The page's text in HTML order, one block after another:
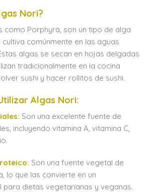
Nori?
como Porphyra, son un tipo de alga
comúnmente en las aguas
algas se secan en hojas delgadas
tradicionalmente en la cocina
sushi y hacer rollitos de sushi.
Algas Nori:
Son una excelente fuente de
incluyendo vitamina A, vitamina C,
Son una fuente vegetal de
lo que las convierte en un
para dietas vegetarianas y veganas.